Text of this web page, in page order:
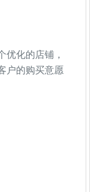
化的店铺，
户的购买意愿